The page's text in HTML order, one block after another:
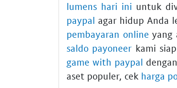
lumens hari ini untuk
paypal agar hidup Anda
pembayaran online yang
saldo payoneer kami
game with paypal
aset populer, cek harga